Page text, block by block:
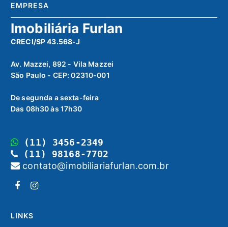
EMPRESA
Imobiliária Furlan
CRECI/SP 43.568-J
Av. Mazzei, 892 - Vila Mazzei
São Paulo - CEP: 02310-001
De segunda a sexta-feira
Das 08h30 às 17h30
(11) 3456-2349
(11) 98168-7702
contato@imobiliariafurlan.com.br
LINKS